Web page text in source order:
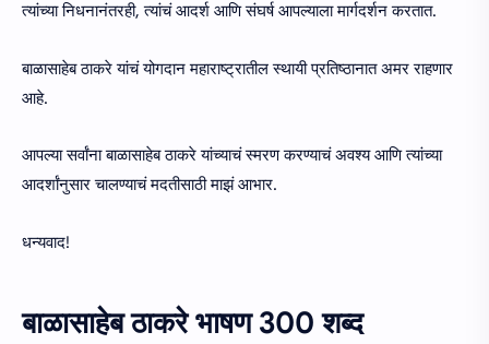
त्यांच्या निधनानंतरही, त्यांचं आदर्श आणि संघर्ष आपल्याला मार्गदर्शन करतात.
बाळासाहेब ठाकरे यांचं योगदान महाराष्ट्रातील स्थायी प्रतिष्ठानात अमर राहणार
आहे.
आपल्या सर्वांना बाळासाहेब ठाकरे यांच्याचं स्मरण करण्याचं अवश्य आणि त्यांच्या
आदर्शांनुसार चालण्याचं मदतीसाठी माझं आभार.
धन्यवाद!
बाळासाहेब ठाकरे भाषण 300 शब्द